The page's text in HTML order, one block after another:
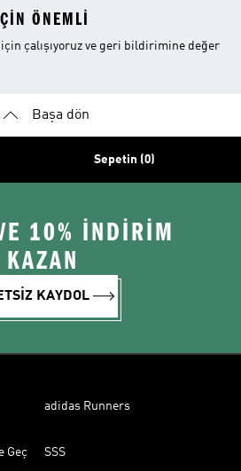
ÖNEMLI
çalışıyoruz ve geri bildirimine değer
Başa dön
Sepetin (0)
10% İNDİRİM
KAZAN
KAYDOL
adidas Runners
Geç SSS